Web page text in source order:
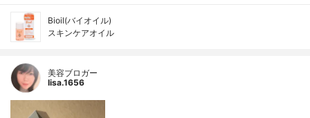
Bioil(バイオイル)
スキンケアオイル
美容ブロガー
lisa.1656